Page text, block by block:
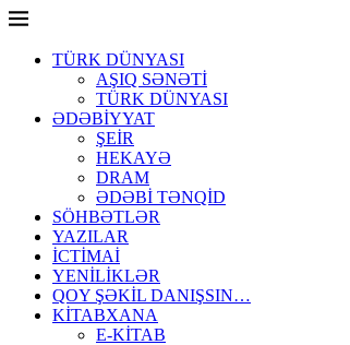
TÜRK DÜNYASI
AŞIQ SƏNƏTİ
TÜRK DÜNYASI
ƏDƏBİYYAT
ŞEİR
HEKAYƏ
DRAM
ƏDƏBİ TƏNQİD
SÖHBƏTLƏR
YAZILAR
İCTİMAİ
YENİLİKLƏR
QOY ŞƏKİL DANIŞSIN…
KİTABXANA
E-KİTAB